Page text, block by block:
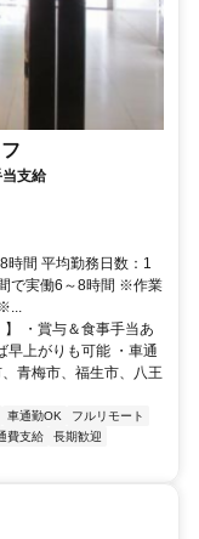
支給
時間 平均勤務日数：1
で実働6～8時間 ※作業
・賞与＆食事手当あ
早上がりも可能 ・車通
青梅市、福生市、八王
車通勤OK
フルリモート
費支給
長期歓迎